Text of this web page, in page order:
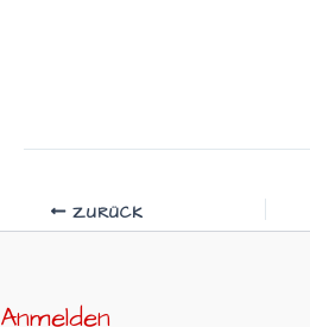
ZURÜCK
Anmelden